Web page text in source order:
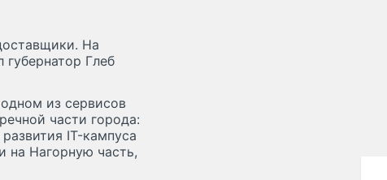
На
Глеб
из сервисов
части города:
IT-кампуса
на Нагорную часть,